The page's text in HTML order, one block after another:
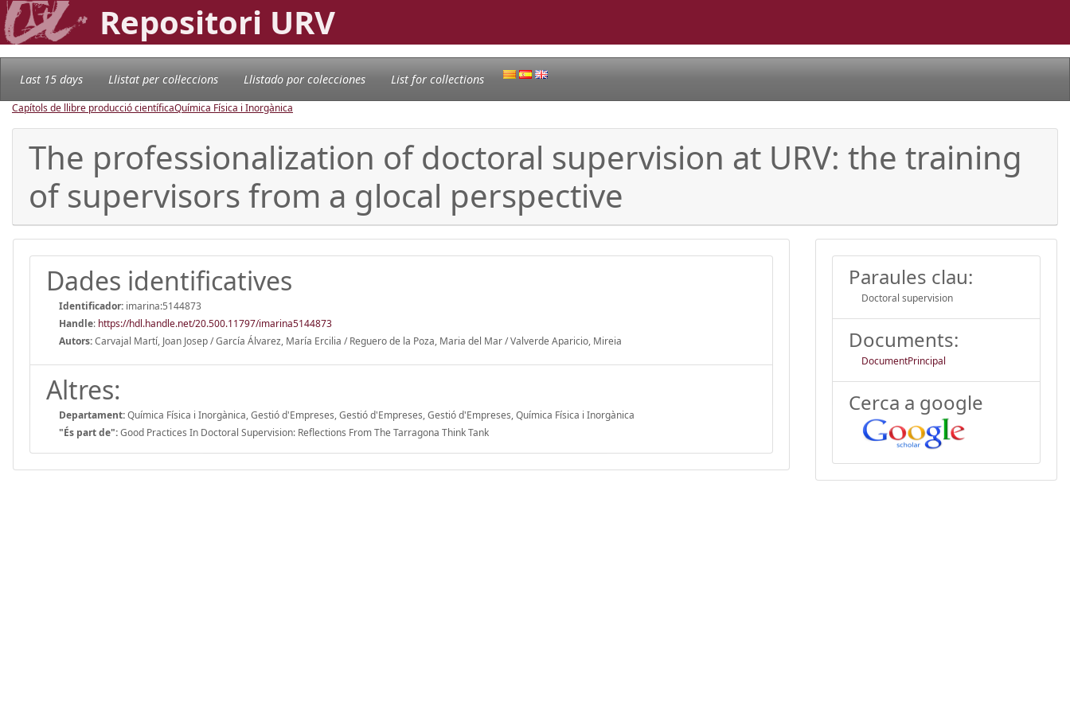
Repositori URV
Last 15 days Llistat per col·leccions Llistado por colecciones List for collections
Capítols de llibre producció científicaQuímica Física i Inorgànica
The professionalization of doctoral supervision at URV: the training
of supervisors from a glocal perspective
Dades identificatives
Identificador: imarina:5144873
Handle: https://hdl.handle.net/20.500.11797/imarina5144873
Autors:Carvajal Martí, Joan Josep / García Álvarez, María Ercilia / Reguero de la Poza, Maria del Mar / Valverde Aparicio, Mireia
Altres:
Departament:Química Física i Inorgànica, Gestió d'Empreses, Gestió d'Empreses, Gestió d'Empreses, Química Física i Inorgànica
"És part de":Good Practices In Doctoral Supervision: Reflections From The Tarragona Think Tank
Paraules clau:
Doctoral supervision
Documents:
DocumentPrincipal
Cerca a google